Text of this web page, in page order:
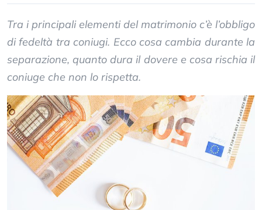
Tra i principali elementi del matrimonio c’è l’obbligo
di fedeltà tra coniugi. Ecco cosa cambia durante la
separazione, quanto dura il dovere e cosa rischia il
coniuge che non lo rispetta.